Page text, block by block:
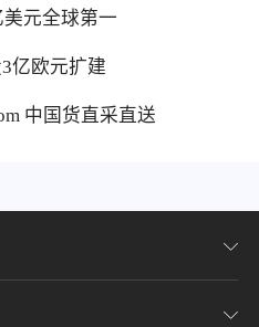
元全球第一
亿欧元扩建
中国货直采直送